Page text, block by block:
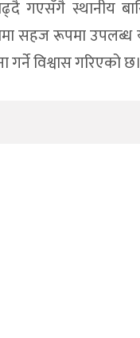
गएसँगै स्थानीय
सहज रूपमा उपलब्ध
गर्ने विश्वास गरिएको छ।